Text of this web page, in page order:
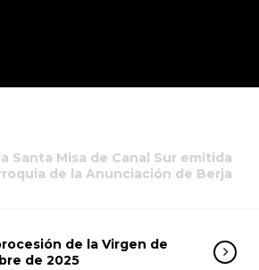
Santa Misa de Canal Sur emitida
de la Anunciación de Berja
de la Virgen de
de 2025